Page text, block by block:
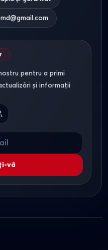
pentru a primi
și informații
vă